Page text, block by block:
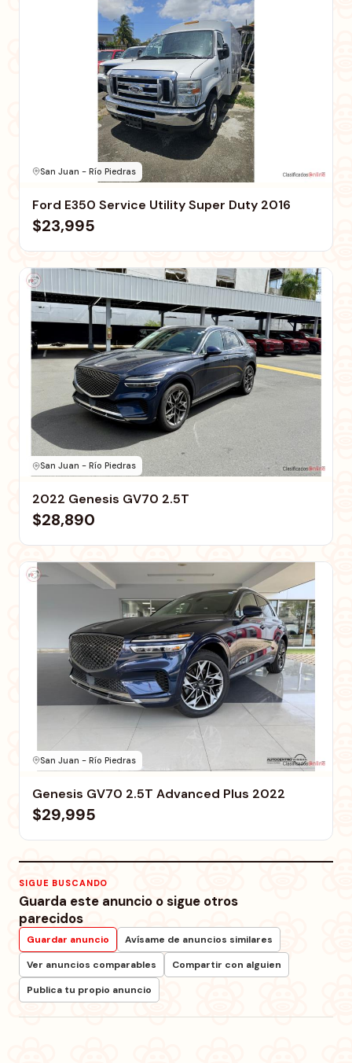
San Juan - Río Piedras
Ford E350 Service Utility Super Duty 2016
$23,995
San Juan - Río Piedras
2022 Genesis GV70 2.5T
$28,890
San Juan - Río Piedras
Genesis GV70 2.5T Advanced Plus 2022
$29,995
SIGUE BUSCANDO
Guarda este anuncio o sigue otros
parecidos
Guardar anuncio
Avísame de anuncios similares
Ver anuncios comparables
Compartir con alguien
Publica tu propio anuncio